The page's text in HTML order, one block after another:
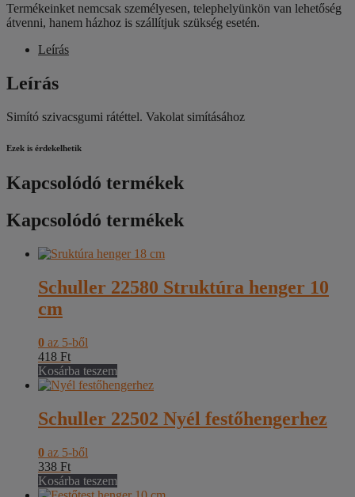
Termékeinket nemcsak személyesen, telephelyünkön van lehetőség
átvenni, hanem házhoz is szállítjuk szükség esetén.
Leírás
Leírás
Simító szivacsgumi rátéttel. Vakolat simításához
Ezek is érdekelhetik
Kapcsolódó termékek
Kapcsolódó termékek
Schuller 22580 Struktúra henger 10
cm
0 az 5-ből
418 Ft
Kosárba teszem
Schuller 22502 Nyél festőhengerhez
0 az 5-ből
338 Ft
Kosárba teszem